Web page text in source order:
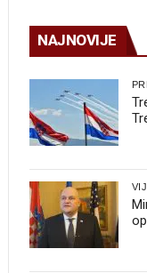
NAJNOVIJE